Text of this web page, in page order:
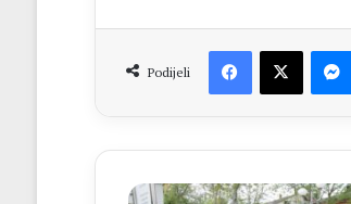
Podijeli
Facebook
X
Molitva